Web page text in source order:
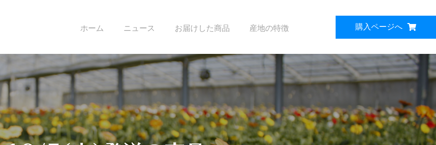
ホーム ニュース お届けした商品 産地の特徴 購入ページへ